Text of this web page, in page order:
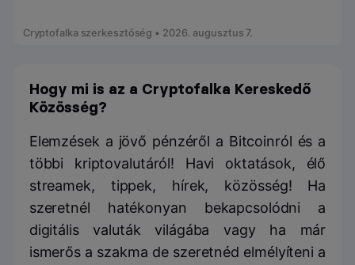
Cryptofalka szerkesztőség • 2026. augusztus 7.
Hogy mi is az a Cryptofalka Kereskedő
Közösség?
Elemzések a jövő pénzéről a Bitcoinról és a
többi kriptovalutáról! Havi oktatások, élő
streamek, tippek, hírek, közösség! Ha
szeretnél hatékonyan bekapcsolódni a
digitális valuták világába vagy ha már
ismerős a szakma de szeretnéd elmélyíteni a